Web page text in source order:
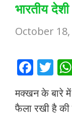
भारतीय
October 18,
F
ac
e
T
w
itt
मक्खन के बारे
फैला रखी है की